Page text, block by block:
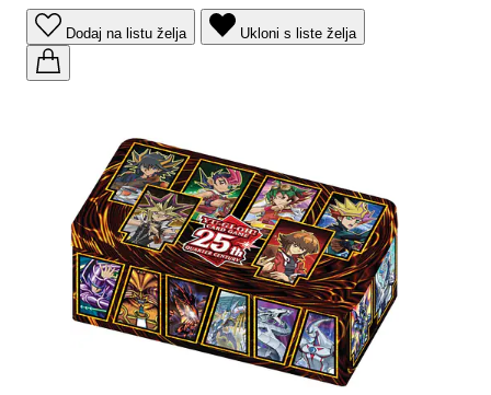
Dodaj na listu želja Ukloni s liste želja